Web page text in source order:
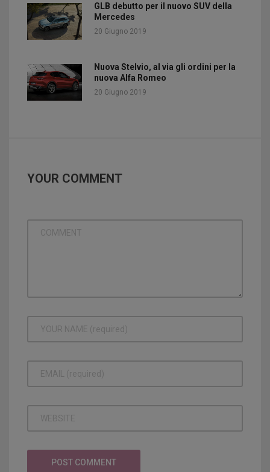
GLB debutto per il nuovo SUV della
Mercedes
20 Giugno 2019
Nuova Stelvio, al via gli ordini per la
nuova Alfa Romeo
20 Giugno 2019
YOUR COMMENT